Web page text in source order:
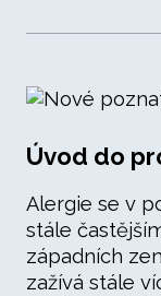
Úvod do
Alergie se v
stále
západních
zažívá stále